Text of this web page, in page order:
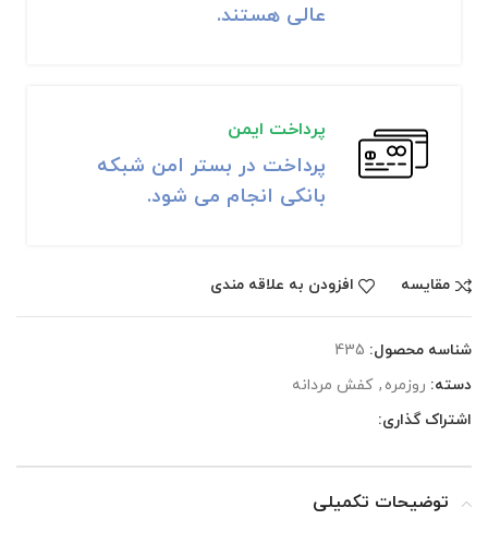
عالی هستند.
پرداخت ایمن
پرداخت در بستر امن شبکه
بانکی انجام می شود.
مقايسه افزودن به علاقه مندی
شناسه محصول: 435
دسته: روزمره , کفش مردانه
اشتراک گذاری:
توضیحات تکمیلی